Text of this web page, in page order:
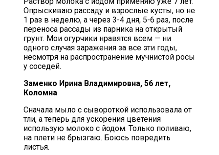
Опрыскиваю рассаду и взрослые кусты, но не
1 раз в неделю, а через 3-4 дня, 5-6 раз, после
переноса рассады из парника на открытый
грунт. Мои огурчики нравятся всем — ни
одного случая заражения за все эти годы,
несмотря на распространение мучнистой росы
у соседей.
Заменко Ирина Владимировна, 56 лет,
Коломна
Сначала мыло с сывороткой использовала от
тли, а теперь для ускорения цветения
использую молоко с йодом. Только поливаю,
на плети не брызгаю. Боюсь повредить
листья.